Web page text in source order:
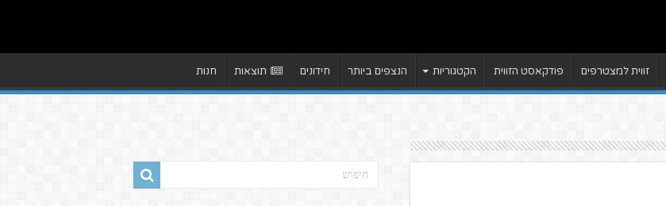
זווית למצטרפים פודקאסט הזווית הקטגוריות הנצפים ביותר חידונים תוצאות חנות